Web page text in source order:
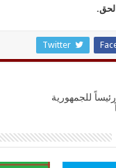
Twitter
للجمهورية